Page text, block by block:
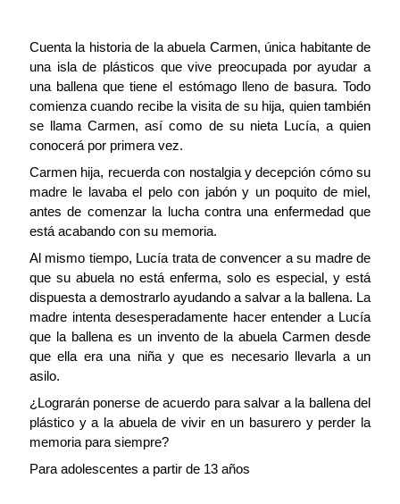
Cuenta la historia de la abuela Carmen, única habitante de
una isla de plásticos que vive preocupada por ayudar a
una ballena que tiene el estómago lleno de basura. Todo
comienza cuando recibe la visita de su hija, quien también
se llama Carmen, así como de su nieta Lucía, a quien
conocerá por primera vez.
Carmen hija, recuerda con nostalgia y decepción cómo su
madre le lavaba el pelo con jabón y un poquito de miel,
antes de comenzar la lucha contra una enfermedad que
está acabando con su memoria.
Al mismo tiempo, Lucía trata de convencer a su madre de
que su abuela no está enferma, solo es especial, y está
dispuesta a demostrarlo ayudando a salvar a la ballena. La
madre intenta desesperadamente hacer entender a Lucía
que la ballena es un invento de la abuela Carmen desde
que ella era una niña y que es necesario llevarla a un
asilo.
¿Lograrán ponerse de acuerdo para salvar a la ballena del
plástico y a la abuela de vivir en un basurero y perder la
memoria para siempre?
Para adolescentes a partir de 13 años